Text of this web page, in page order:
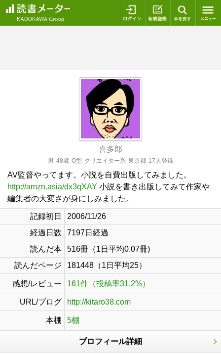
ログイン 新規登録
喜多郎
男 48歳 O型 クリエイター系 東京都 17人登録
AV監督やってます。小説を自費出版してみました。
http://amzn.asia/dx3qXAY 小説を書き出版してみて作家や
編集者の大変さが身にしみました。
記録初日
2006/11/26
経過日数
7197日経過
読んだ本
516冊（1日平均0.07冊)
読んだページ
181448（1日平均25）
感想/レビュー 161件（投稿率31.2%）
URL/ブログ http://kitaro38.com
本棚 5棚
プロフィール詳細